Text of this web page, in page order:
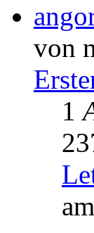
von
1